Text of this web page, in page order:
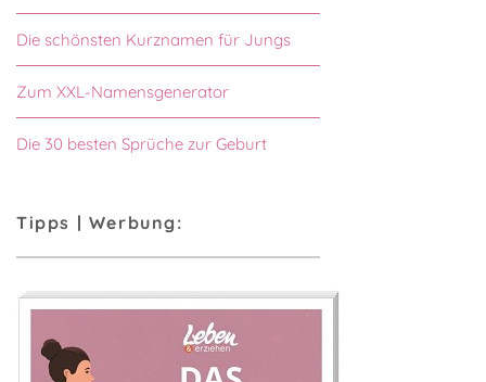
Die schönsten Kurznamen für Jungs
Zum XXL-Namensgenerator
Die 30 besten Sprüche zur Geburt
Tipps | Werbung: